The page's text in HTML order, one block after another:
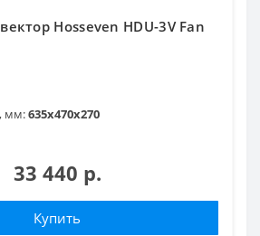
Hosseven HDU-3V Fan
мм:635x470x270
33 440 р.
Купить